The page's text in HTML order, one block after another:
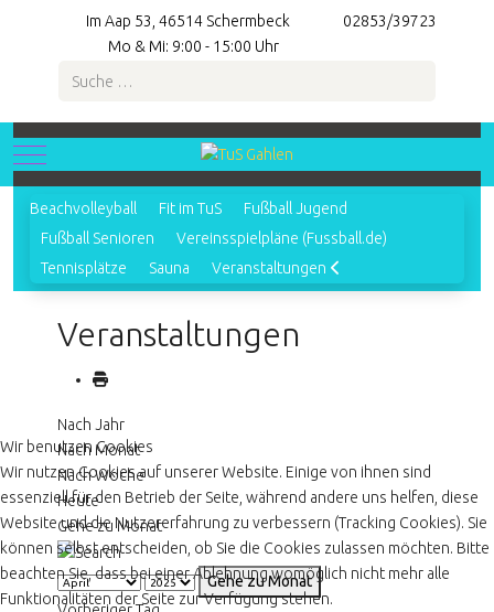
Im Aap 53, 46514 Schermbeck
02853/39723
Mo & Mi: 9:00 - 15:00 Uhr
Suchen
Mobile Menu Toggle
Beachvolleyball Fit im TuS
Fußball Jugend
Fußball Senioren
Vereinsspielpläne (Fussball.de)
Tennisplätze
Sauna Veranstaltungen
Veranstaltungen
Nach Jahr
Nach Monat
Nach Woche
Heute
Gehe zu Monat
Gehe zu Monat
Wir benutzen Cookies
Wir nutzen Cookies auf unserer Website. Einige von ihnen sind
essenziell für den Betrieb der Seite, während andere uns helfen, diese
Website und die Nutzererfahrung zu verbessern (Tracking Cookies). Sie
können selbst entscheiden, ob Sie die Cookies zulassen möchten. Bitte
beachten Sie, dass bei einer Ablehnung womöglich nicht mehr alle
Funktionalitäten der Seite zur Verfügung stehen.